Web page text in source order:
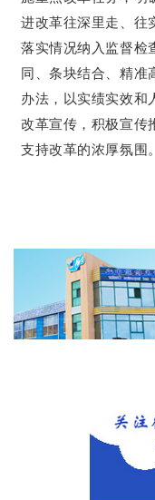
进改革往深里走、往
落实情况纳入监督检
同、条块结合、精准
办法，以实绩实效和
改革宣传，积极宣传
支持改革的浓厚氛围。